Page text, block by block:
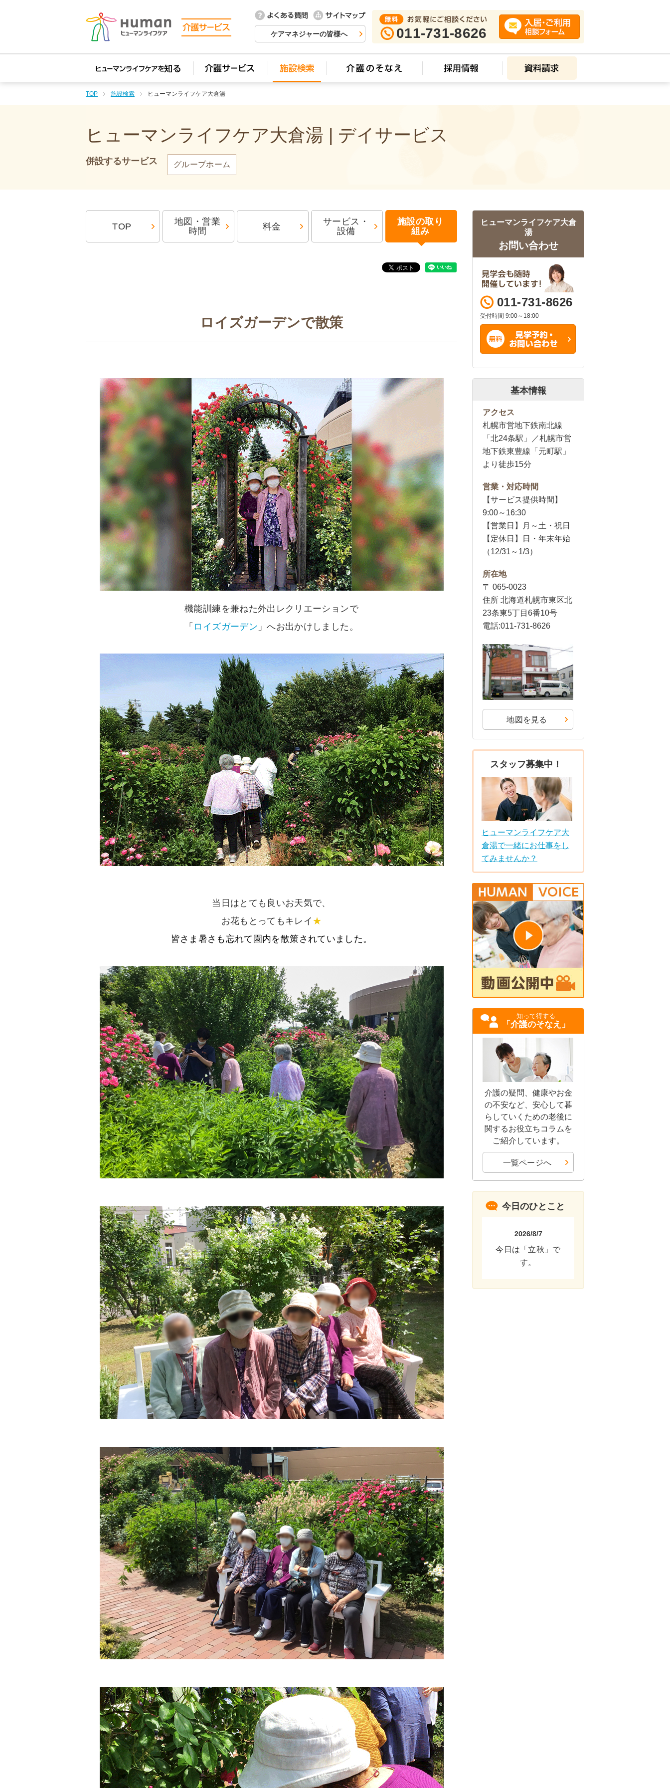
ケアマネジャーの皆様へ 011-731-8626
TOP 施設検索 ヒューマンライフケア大倉湯
ヒューマンライフケア大倉湯 | デイサービス
併設するサービス グループホーム
TOP
地図・営業
時間
料金
サービス・
設備
施設の取り
組み
ロイズガーデンで散策
機能訓練を兼ねた外出レクリエーションで
「 ロイズガーデン 」へお出かけしました。
当日はとても良いお天気で、
お花もとってもキレイ ★
皆さま暑さも忘れて園内を散策されていました。
ヒューマンライフケア大倉
湯
お問い合わせ
011-731-8626
受付時間 9:00～18:00
基本情報
アクセス
札幌市営地下鉄南北線
「北24条駅」／札幌市営
地下鉄東豊線「元町駅」
より徒歩15分
営業・対応時間
【サービス提供時間】
9:00～16:30
【営業日】月～土・祝日
【定休日】日・年末年始
（12/31～1/3）
所在地
〒 065-0023
住所 北海道札幌市東区北
23条東5丁目6番10号
電話:011-731-8626
地図を見る
スタッフ募集中！
ヒューマンライフケア大
倉湯で一緒にお仕事をし
てみませんか？
知って得する
「介護のそなえ」
介護の疑問、健康やお金
の不安など、安心して暮
らしていくための老後に
関するお役立ちコラムを
ご紹介しています。
一覧ページへ
今日のひとこと
2026/8/7
今日は「立秋」で
す。